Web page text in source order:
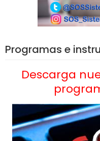
Programas e
Descarga